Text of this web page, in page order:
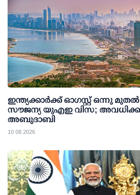
ഇന്ത്യക്കാര്‍ക്ക് ഓഗസ്റ്റ് ഒന്നു
സൗജന്യ യുഎഇ വിസ; അവധിക്കാല ഓഫറുമായി
അബുദാബി
10 08 2026